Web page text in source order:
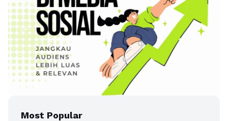
Most Popular